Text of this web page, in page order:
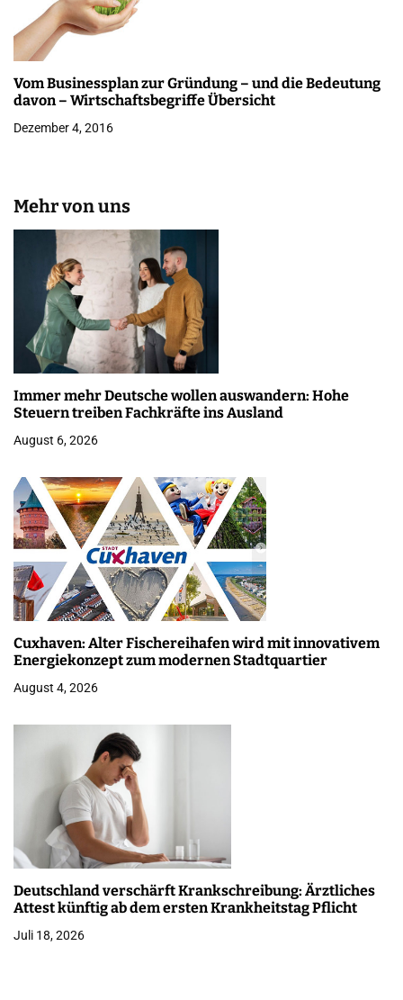
Vom Businessplan zur Gründung – und die Bedeutung
davon – Wirtschaftsbegriffe Übersicht
Dezember 4, 2016
Mehr von uns
Immer mehr Deutsche wollen auswandern: Hohe
Steuern treiben Fachkräfte ins Ausland
August 6, 2026
Cuxhaven: Alter Fischereihafen wird mit innovativem
Energiekonzept zum modernen Stadtquartier
August 4, 2026
Deutschland verschärft Krankschreibung: Ärztliches
Attest künftig ab dem ersten Krankheitstag Pflicht
Juli 18, 2026